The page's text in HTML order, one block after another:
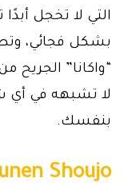
التي لا تخجل
بشكل فجائي،
“واكانا” الجريح
لا تشبهه في أي
بنفسك.
Shoujo